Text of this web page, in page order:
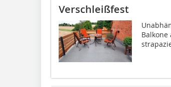
Verschleißfest